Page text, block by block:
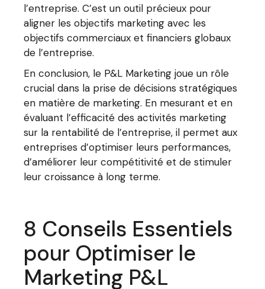
l’entreprise. C’est un outil précieux pour
aligner les objectifs marketing avec les
objectifs commerciaux et financiers globaux
de l’entreprise.
En conclusion, le P&L Marketing joue un rôle
crucial dans la prise de décisions stratégiques
en matière de marketing. En mesurant et en
évaluant l’efficacité des activités marketing
sur la rentabilité de l’entreprise, il permet aux
entreprises d’optimiser leurs performances,
d’améliorer leur compétitivité et de stimuler
leur croissance à long terme.
8 Conseils Essentiels
pour Optimiser le
Marketing P&L